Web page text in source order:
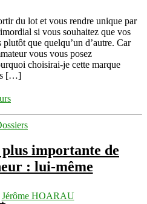
de
la
concurrence
en
vous
du lot et vous rendre unique par
si vous souhaitez que vos
que quelqu’un d’autre. Car
vous vous posez
choisirai-je cette marque
[…]
Catégories
importante de
: lui-même
Jérôme HOARAU